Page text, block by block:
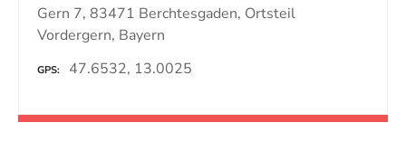
Gern 7, 83471 Berchtesgaden, Ortsteil
Vordergern, Bayern
GPS 47.6532, 13.0025